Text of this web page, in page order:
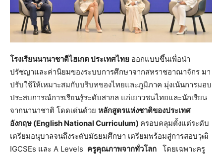
โรงเรียนนานาชาติไฮเกต ประเทศไทย ออกแบบขึ้นเพื่อนำ
ปรัชญาและค่านิยมของระบบการศึกษาจากสหราชอาณาจักร มา
ปรับใช้ให้เหมาะสมกับบริบทของไทยและภูมิภาค มุ่งเน้นการมอบ
ประสบการณ์การเรียนรู้ระดับสากล แก่เยาวชนไทยและนักเรียน
จากนานาชาติ โดดเด่นด้วย หลักสูตรแห่งชาติของประเทศ
อังกฤษ (English National Curriculum) ครอบคลุมตั้งแต่ระดับ
เตรียมอนุบาลจนถึงระดับมัธยมศึกษา เตรียมพร้อมสู่การสอบวุฒิ
IGCSEs และ A Levels ครูคุณภาพจากทั่วโลก โดยเฉพาะครู